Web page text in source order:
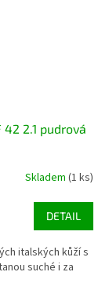
2.1 pudrová
Skladem (1 ks)
DETAIL
italských kůží s
suché i za